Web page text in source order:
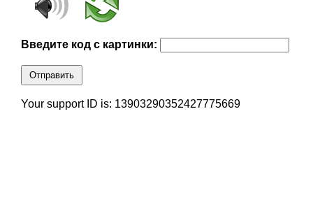
Введите код с картинки:
Отправить
Your support ID is: 13903290352427775669